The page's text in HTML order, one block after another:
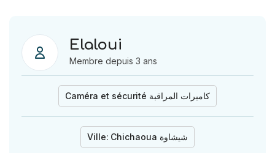
Elaloui
Membre depuis 3 ans
Caméra et sécurité كاميرات المراقبة
Ville: Chichaoua شيشاوة